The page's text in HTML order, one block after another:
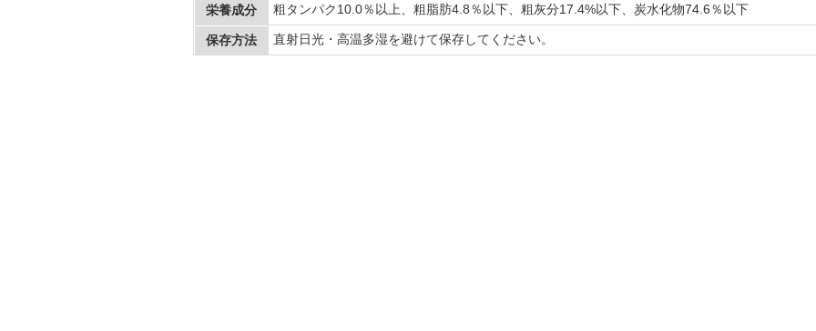
栄養成分 粗タンパク10.0％以上、粗脂肪4.8％以下、粗灰分17.4%以下、炭水化物74.6％以下
保存方法 直射日光・高温多湿を避けて保存してください。